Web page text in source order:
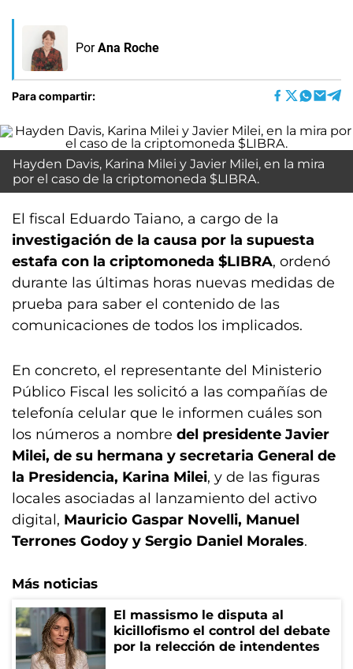
Por Ana Roche
Para compartir:
Hayden Davis, Karina Milei y Javier Milei, en la mira
por el caso de la criptomoneda $LIBRA.
El fiscal Eduardo Taiano, a cargo de la
investigación de la causa por la supuesta
estafa con la criptomoneda $LIBRA, ordenó
durante las últimas horas nuevas medidas de
prueba para saber el contenido de las
comunicaciones de todos los implicados.
En concreto, el representante del Ministerio
Público Fiscal les solicitó a las compañías de
telefonía celular que le informen cuáles son
los números a nombre del presidente Javier
Milei, de su hermana y secretaria General de
la Presidencia, Karina Milei, y de las figuras
locales asociadas al lanzamiento del activo
digital, Mauricio Gaspar Novelli, Manuel
Terrones Godoy y Sergio Daniel Morales.
Más noticias
El massismo le disputa al
kicillofismo el control del debate
por la relección de intendentes